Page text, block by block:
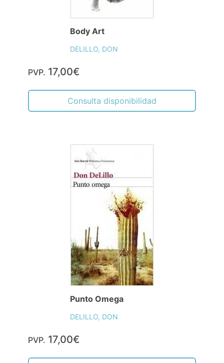
Body Art
DELILLO, DON
PVP. 17,00€
Consulta disponibilidad
Punto Omega
DELILLO, DON
PVP. 17,00€